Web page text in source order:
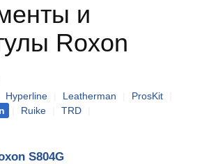
и
Roxon
Hyperline Leatherman ProsKit
Ruike TRD
S804G